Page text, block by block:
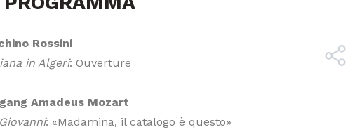
Rossini
in Algeri: Ouverture
Amadeus Mozart
: «Madamina, il catalogo è questo»